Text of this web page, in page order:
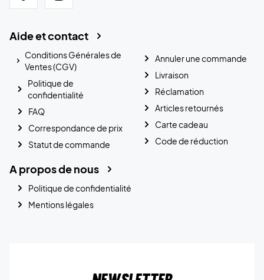
Aide et contact
Conditions Générales de
Ventes (CGV)
Politique de
confidentialité
FAQ
Correspondance de prix
Statut de commande
Annuler une commande
Livraison
Réclamation
Articles retournés
Carte cadeau
Code de réduction
A propos de nous
Politique de confidentialité
Mentions légales